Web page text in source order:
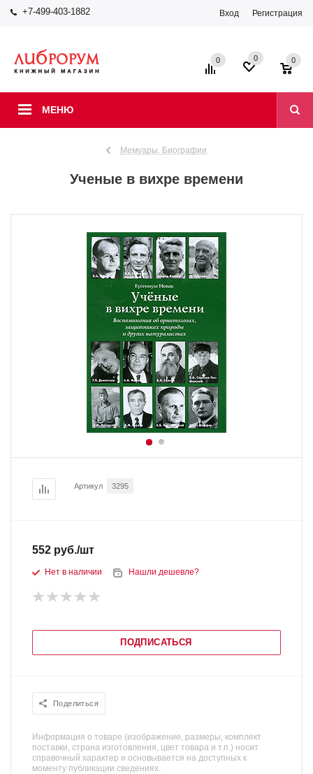
+7-499-403-1882 Вход Регистрация
МЕНЮ
0 0 0
Мемуары. Биографии
Ученые в вихре времени
Артикул 3295
552 руб./шт
Нет в наличии Нашли дешевле?
ПОДПИСАТЬСЯ
Поделиться
Информация о товаре (изображение, размеры, комплект
поставки, страна изготовления, цвет товара и т.п.) носит
справочный характер и основывается на доступных к
моменту публикации сведениях.